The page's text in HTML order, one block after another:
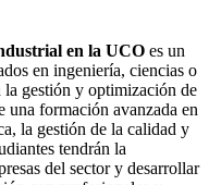
en la UCO es un
en ingeniería, ciencias o
la gestión y optimización de
una formación avanzada en
la gestión de la calidad y
tendrán la
del sector y desarrollar